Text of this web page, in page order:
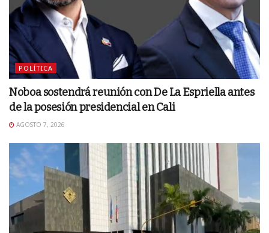
POLÍTICA
Noboa sostendrá reunión con De La Espriella antes
de la posesión presidencial en Cali
AGOSTO 7, 2026